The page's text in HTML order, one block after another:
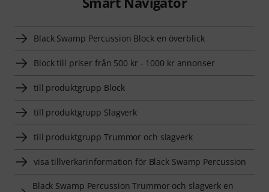
Black Swamp Percussion Block en överblick
Block till priser från 500 kr - 1000 kr annonser
till produktgrupp Block
till produktgrupp Slagverk
till produktgrupp Trummor och slagverk
visa tillverkarinformation för Black Swamp Percussion
Black Swamp Percussion Trummor och slagverk en